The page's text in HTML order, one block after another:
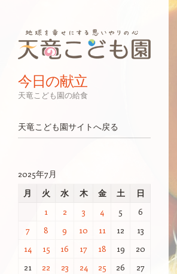
今日の献立
天竜こども園の給食
ナビゲーション
コンテンツへスキップ
天竜こども園サイトへ戻る
2025年7月
月
火 水 木 金 土
日
1
2 3 4 5
6
7
8 9 10 11 12
13
14
15 16 17 18 19
20
21
22 23 24 25 26
27